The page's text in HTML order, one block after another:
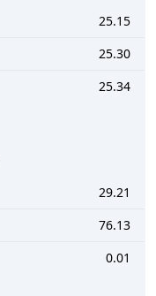
25.15
25.30
25.34
29.21
76.13
0.01